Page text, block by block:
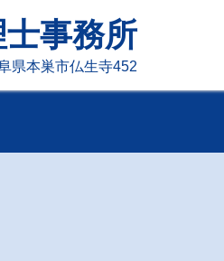
事務所
県本巣市仏生寺452